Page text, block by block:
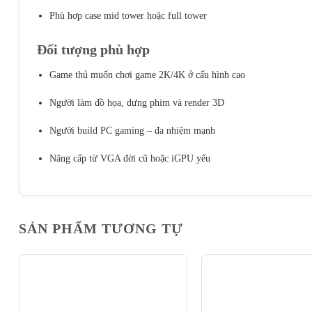
Phù hợp case mid tower hoặc full tower
Đối tượng phù hợp
Game thủ muốn chơi game 2K/4K ở cấu hình cao
Người làm đồ họa, dựng phim và render 3D
Người build PC gaming – đa nhiệm mạnh
Nâng cấp từ VGA đời cũ hoặc iGPU yếu
SẢN PHẨM TƯƠNG TỰ